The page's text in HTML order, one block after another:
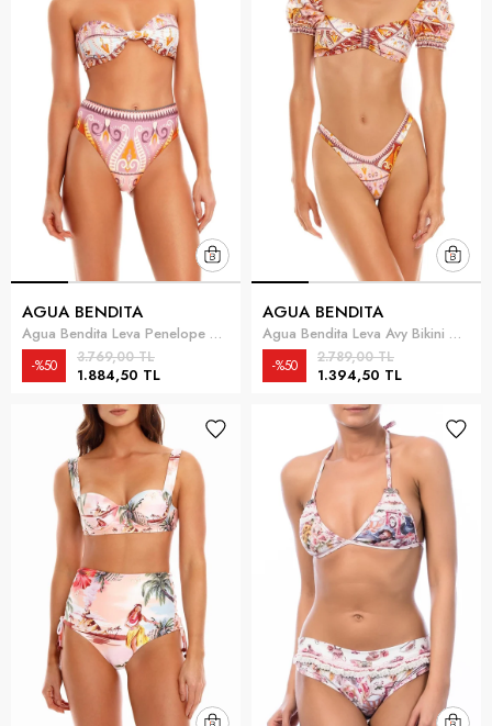
AGUA BENDITA
Agua Bendita Leva Penelope Bikini Altı Leylak
1.884,50 TL
3.769,00 TL
%50
AGUA BENDITA
Agua Bendita Leva Avy Bikini Altı Çok Renkli
1.394,50 TL
2.789,00 TL
%50